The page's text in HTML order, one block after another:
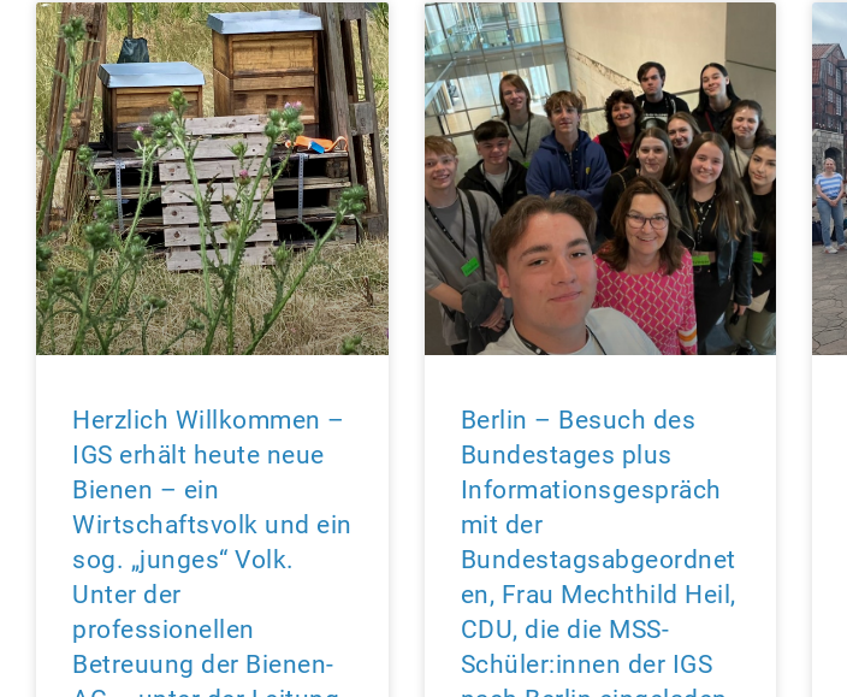
Herzlich Willkommen –
IGS erhält heute neue
Bienen – ein
Wirtschaftsvolk und ein
sog. „junges“ Volk.
Unter der
professionellen
Betreuung der Bienen-
Berlin – Besuch des
Bundestages plus
Informationsgespräch
mit der
Bundestagsabgeordnet
en, Frau Mechthild Heil,
CDU, die die MSS-
Schüler:innen der IGS